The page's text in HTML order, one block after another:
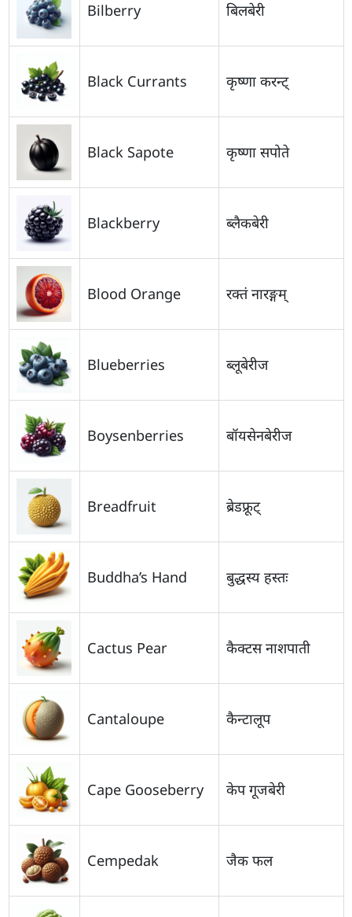
Bilberry बिलबेरी
Black Currants कृष्णा करन्ट्
Black Sapote कृष्णा सपोते
Blackberry ब्लैकबेरी
Blood Orange रक्तं नारङ्गम्
Blueberries ब्लूबेरीज
Boysenberries बॉयसेनबेरीज
Breadfruit ब्रेडफ्रूट्
Buddha’s Hand बुद्धस्य हस्तः
Cactus Pear कैक्टस नाशपाती
Cantaloupe कैन्टालूप
Cape Gooseberry केप गूजबेरी
Cempedak जैक फल